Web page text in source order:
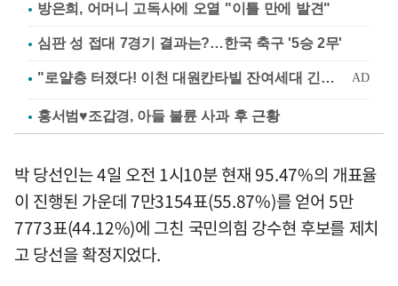
방은희, 어머니 고독사에 오열 "이틀 만에 발견"
심판 성 접대 7경기 결과는?…한국 축구 '5승 2무'
홍서범♥조갑경, 아들 불륜 사과 후 근황
박 당선인는 4일 오전 1시10분 현재 95.47%의 개표율
이 진행된 가운데 7만3154표(55.87%)를 얻어 5만
7773표(44.12%)에 그친 국민의힘 강수현 후보를 제치
고 당선을 확정지었다.